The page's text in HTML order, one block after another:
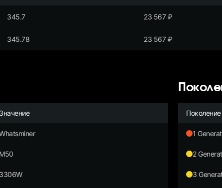
345.7 23 567₽
345.78 23 567₽
Значение
M50
3306W
Поколение
1
2
3